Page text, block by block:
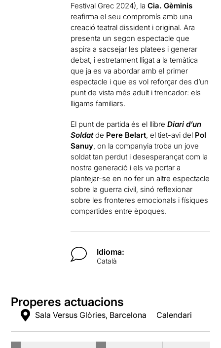
Festival Grec 2024), laCia. Gèminis
reafirma el seu compromís amb una
creació teatral dissident i original. Ara
presenta un segon espectacle que
aspira a sacsejar les platees i generar
debat, i estretament lligat a la temàtica
que ja es va abordar amb el primer
espectacle i que es vol reforçar des d’un
punt de vista més adult i trencador: els
lligams familiars.
El punt de partida és el llibreDiari d’un
Soldatde Pere Belart , el tiet-avi del Pol
Sanuy , on la companyia troba un jove
soldat tan perdut i desesperançat com la
nostra generació i els va portar a
plantejar-se en no fer un altre espectacle
sobre la guerra civil, sinó reflexionar
sobre les fronteres emocionals i físiques
compartides entre èpoques.
Idioma:
Català
Properes actuacions
Sala Versus Glòries, Barcelona Calendari